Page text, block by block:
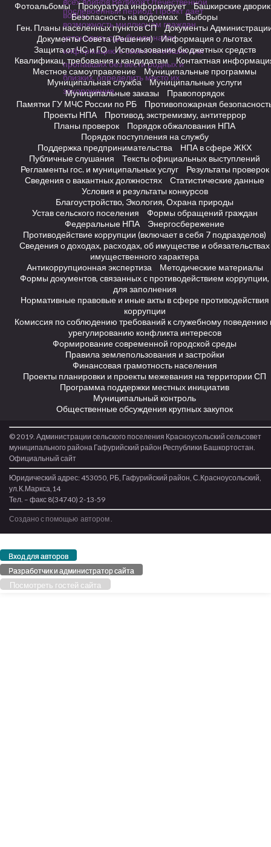
Фотоальбомы Прокуратура информирует
Башкирские
Безопасность на водоемах
Выборы
Ген. Планы населенных пунктов СП
Документы
Документы Совета (Решения)
Информация о льготах
Защита от ЧС и ГО
Использование бюджетных средств
Квалификац. требования к кандидатам
Контактная
Местное самоуправление
Муниципальные программы
Муниципальная служба
Муниципальные услуги
Муниципальные заказы
Правопорядок
Памятки ГУ МЧС России по РБ
Противопожарная
Проекты НПА
Противод. экстремизму, антитеррор
Планы проверок
Порядок обжалования НПА
Порядок поступления на службу
Поддержка предпринимательства
НПА в сфере ЖКХ
Публичные слушания
Тексты официальных выступлений
Регламенты гос. и муниципальных услуг
Результаты проверок
Сведения о вакантных должностях
Статистические данные
Условия и результаты конкурсов
Благоустройство, Экология, Охрана природы
Устав сельского поселения
Формы обращений граждан
Федеральные НПА
Энергосбережение
Противодействие коррупции (включает в себя 7 подразделов)
Сведения о доходах, расходах, об имуществе и обязательствах
имущественного характера
Антикоррупционная экспертиза
Методические материалы
Формы документов, связанных с противодействием коррупции,
для заполнения
Нормативные правовые и иные акты в сфере противодействия
коррупции
Комиссия по соблюдению требований к служебному поведению
урегулированию конфликта интересов
Формирование современной городской среды
Правила землепользования и застройки
Финансовая грамотность населения
Проекты планировки и проекты межевания на территории СП
Программа поддержки местных инициатив
Муниципальный контроль
Общественные обсуждения крупных закупок
© 2019. Администрации сельского поселения Красноусольский сельсовет
муниципального района Гафурийский район Республики Башкортостан.
Официальный сайт
Юридический адрес: 453050, РБ, Гафурийский район, С.Красноусольский,
ул.К.Маркса,14
Тел. – факс 8(34740) 2-13-59
Создано с помощью автором.
Вход для авторов
Разработчик и администратор сайта
Посмотреть гостей сайта